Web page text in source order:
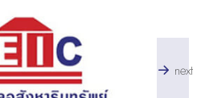
next